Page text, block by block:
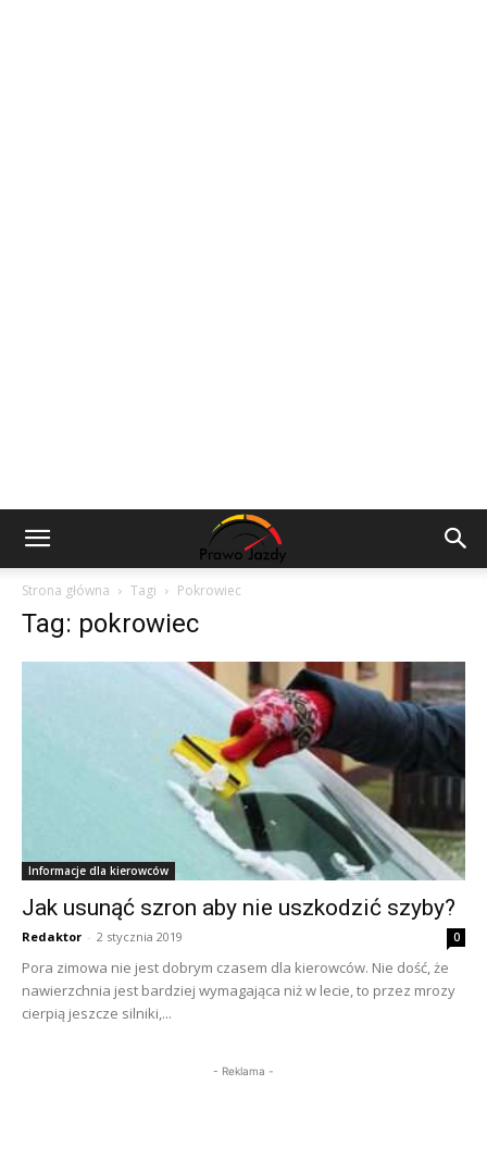
Strona główna Tagi Pokrowiec
Tag: pokrowiec
Informacje dla kierowców
Jak usunąć szron aby nie uszkodzić szyby?
Redaktor - 2 stycznia 2019 0
Pora zimowa nie jest dobrym czasem dla kierowców. Nie dość, że
nawierzchnia jest bardziej wymagająca niż w lecie, to przez mrozy
cierpią jeszcze silniki,...
- Reklama -